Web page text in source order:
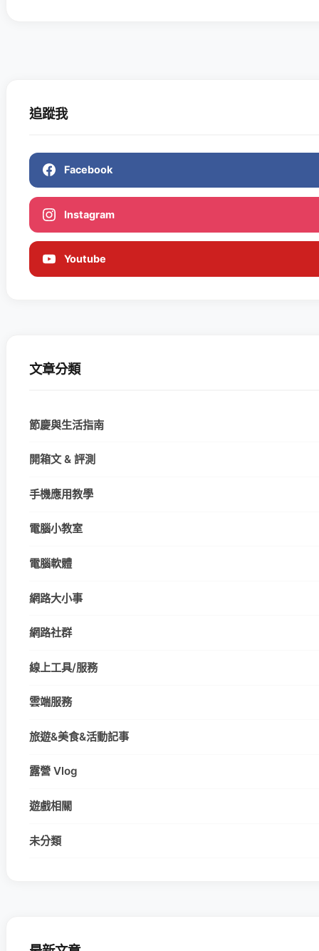
追蹤我
Facebook
Instagram
Youtube
文章分類
節慶與生活指南
開箱文 & 評測
手機應用教學
電腦小教室
電腦軟體
網路大小事
網路社群
線上工具/服務
雲端服務
旅遊&美食&活動記事
露營 Vlog
遊戲相關
未分類